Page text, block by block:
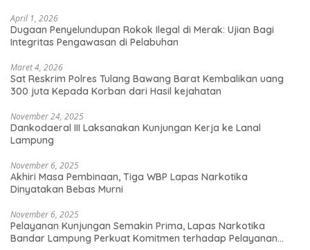
April 1, 2026
Dugaan Penyelundupan Rokok Ilegal di Merak: Ujian Bagi
Integritas Pengawasan di Pelabuhan
Maret 4, 2026
Sat Reskrim Polres Tulang Bawang Barat Kembalikan uang
300 juta Kepada Korban dari Hasil kejahatan
November 24, 2025
Dankodaeral III Laksanakan Kunjungan Kerja ke Lanal
Lampung
November 6, 2025
Akhiri Masa Pembinaan, Tiga WBP Lapas Narkotika
Dinyatakan Bebas Murni
November 6, 2025
Pelayanan Kunjungan Semakin Prima, Lapas Narkotika
Bandar Lampung Perkuat Komitmen terhadap Pelayanan